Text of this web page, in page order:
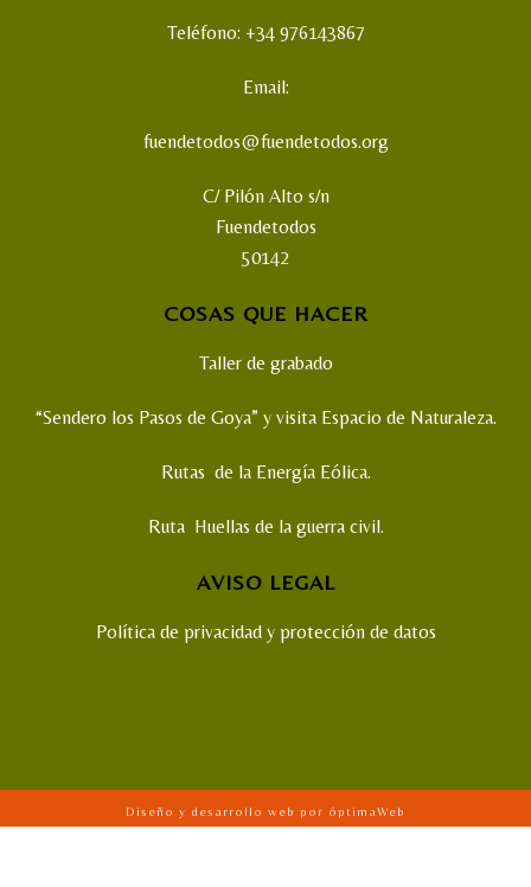
Teléfono: +34 976143867
Email:
fuendetodos@fuendetodos.org
C/ Pilón Alto s/n
Fuendetodos
50142
COSAS QUE HACER
Taller de grabado
“Sendero los Pasos de Goya” y visita Espacio de Naturaleza.
Rutas de la Energía Eólica.
Ruta Huellas de la guerra civil.
AVISO LEGAL
Política de privacidad y protección de datos
Diseño y desarrollo web por óptimaWeb